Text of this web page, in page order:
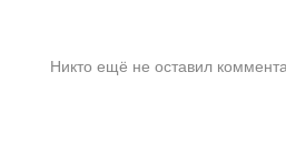
Никто ещё не оставил